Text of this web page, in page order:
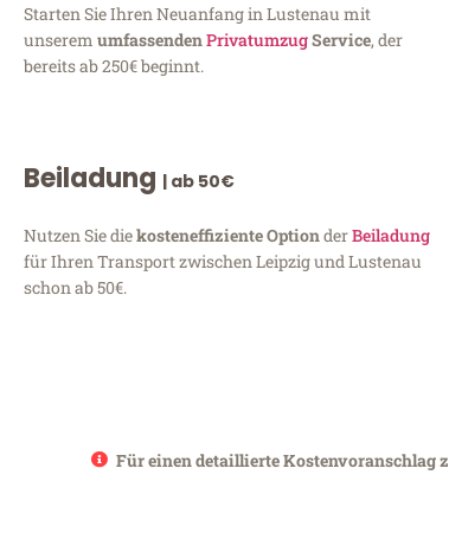
Starten Sie Ihren Neuanfang in Lustenau mit
unserem umfassendenPrivatumzugService, der
bereits ab 250€ beginnt.
Beiladung | ab 50€
Nutzen Sie diekosteneffiziente OptionderBeiladung
für Ihren Transport zwischen Leipzig und Lustenau
schon ab 50€.
Für einen detaillierte Kostenvoranschlag